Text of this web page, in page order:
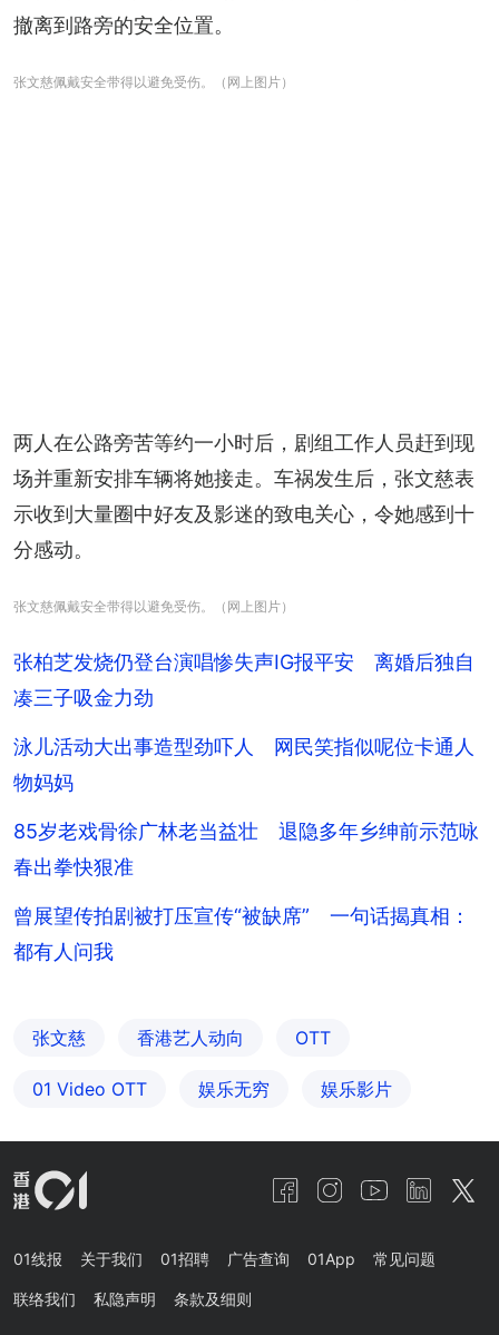
撤离到路旁的安全位置。
张文慈佩戴安全带得以避免受伤。（网上图片）
两人在公路旁苦等约一小时后，剧组工作人员赶到现
场并重新安排车辆将她接走。车祸发生后，张文慈表
示收到大量圈中好友及影迷的致电关心，令她感到十
分感动。
张文慈佩戴安全带得以避免受伤。（网上图片）
张柏芝发烧仍登台演唱惨失声IG报平安 离婚后独自
凑三子吸金力劲
泳儿活动大出事造型劲吓人 网民笑指似呢位卡通人
物妈妈
85岁老戏骨徐广林老当益壮 退隐多年乡绅前示范咏
春出拳快狠准
曾展望传拍剧被打压宣传“被缺席” 一句话揭真相：
都有人问我
张文慈 香港艺人动向 OTT
01‌ ‌Video‌ ‌OTT 娱乐无穷 娱乐影片
01线报 关于我们 01招聘 广告查询 01App 常见问题
联络我们 私隐声明 条款及细则